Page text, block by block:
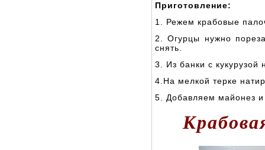
Приготовление:
1. Режем крабовые
2. Огурцы нужно
снять.
3. Из банки с кукурузой
4.На мелкой терке
5. Добавляем майонез